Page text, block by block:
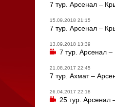
7 тур. Арсенал –
15.09.2018 21:15
7 тур. Арсенал –
13.09.2018 13:39
7 тур. Арсенал
21.08.2017 22:45
7 тур. Ахмат –
26.04.2017 22:18
25 тур. Арсенал